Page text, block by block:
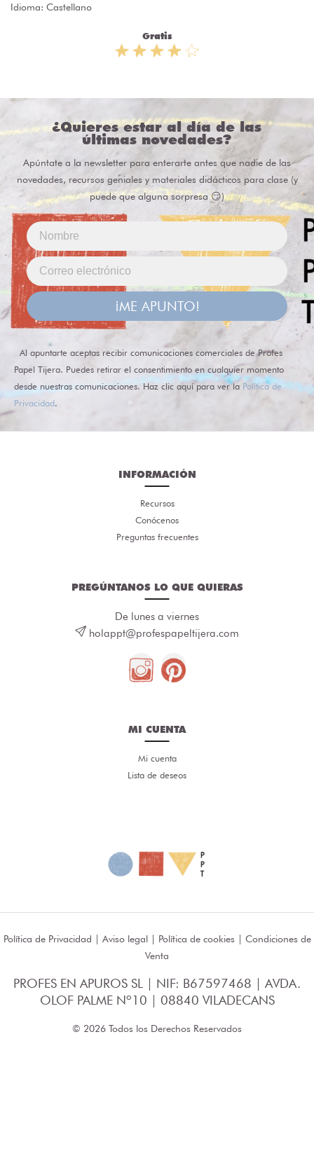
Idioma: Castellano
Gratis
¿Quieres estar al día de las
últimas novedades?
Apúntate a la newsletter para enterarte antes que nadie de las
novedades, recursos geniales y materiales didácticos para clase (y
puede que alguna sorpresa 😏)
¡ME APUNTO!
Al apuntarte aceptas recibir comunicaciones comerciales de Profes
Papel Tijera. Puedes retirar el consentimiento en cualquier momento
desde nuestras comunicaciones. Haz clic aquí para ver la Política de
Privacidad.
INFORMACIÓN
Recursos
Conócenos
Preguntas frecuentes
PREGÚNTANOS LO QUE QUIERAS
De lunes a viernes
holappt@profespapeltijera.com
MI CUENTA
Mi cuenta
Lista de deseos
Política de Privacidad | Aviso legal| Política de cookies | Condiciones de
Venta
PROFES EN APUROS SL | NIF: B67597468 | AVDA.
OLOF PALME Nº10 | 08840 VILADECANS
© 2026 Todos los Derechos Reservados